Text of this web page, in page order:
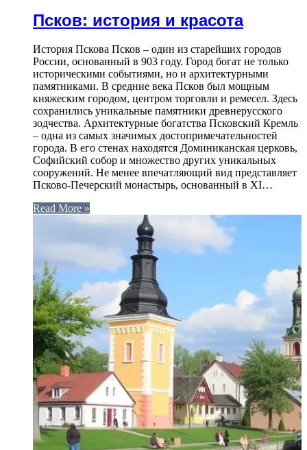
Псков: история и красота
История Пскова Псков – один из старейших городов
России, основанный в 903 году. Город богат не только
историческими событиями, но и архитектурными
памятниками. В средние века Псков был мощным
княжеским городом, центром торговли и ремесел. Здесь
сохранились уникальные памятники древнерусского
зодчества. Архитектурные богатства Псковский Кремль
– одна из самых значимых достопримечательностей
города. В его стенах находятся Доминиканская церковь,
Софийский собор и множество других уникальных
сооружений. Не менее впечатляющий вид представляет
Псково-Печерский монастырь, основанный в XI…
Read More »